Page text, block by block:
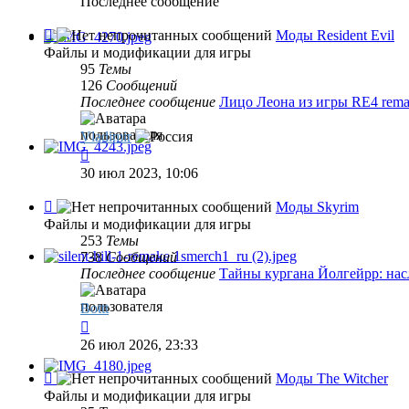
Канал
-
Моды
Resident
Моды Resident Evil
Файлы и модификации для игры
95 Темы
126 Сообщений
Последнее сообщение Лицо Леона из игры RE4
Vladimir
Перейти
к
последнему
сообщению
30 июл 2023, 10:06
Канал
-
Моды
Skyrim
Моды Skyrim
Файлы и модификации для игры
253 Темы
738Сообщений
Последнее сообщение Тайны кургана Йолгейрр:
Bottt
к
последнему
сообщению
26 июл 2026, 23:33
Канал
-
Моды The Witcher
Файлы и модификации для игры